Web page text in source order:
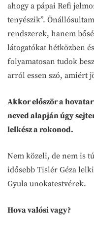
ahogy a pápai Refi
tenyészik”.
rendszerek, hanem
látogatókat hétközben
folyamatosan tudok
arról essen szó, amiért
Akkor először a
neved alapján úgy
lelkész a rokonod.
Nem közeli, de nem is
idősebb Tislér Géza
Gyula unokatestvérek.
Hova valósi vagy?